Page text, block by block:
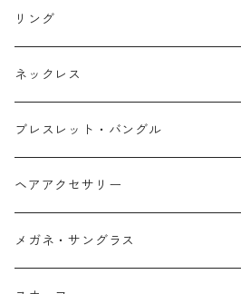
リング
ネックレス
ブレスレット・バングル
ヘアアクセサリー
メガネ・サングラス